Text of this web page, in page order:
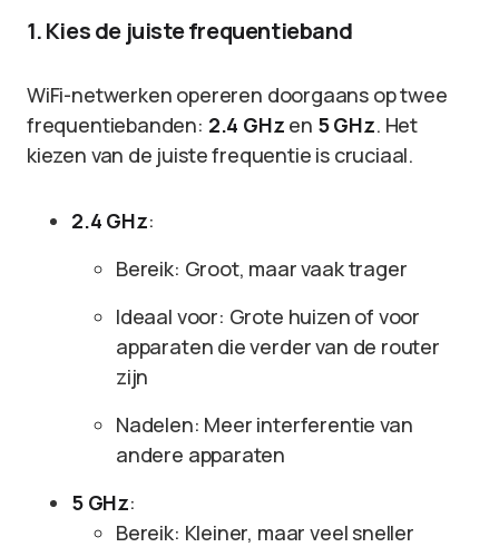
1. Kies de juiste frequentieband
WiFi-netwerken opereren doorgaans op twee
frequentiebanden: 2.4 GHz en 5 GHz. Het
kiezen van de juiste frequentie is cruciaal.
2.4 GHz:
Bereik: Groot, maar vaak trager
Ideaal voor: Grote huizen of voor
apparaten die verder van de router
zijn
Nadelen: Meer interferentie van
andere apparaten
5 GHz:
Bereik: Kleiner, maar veel sneller